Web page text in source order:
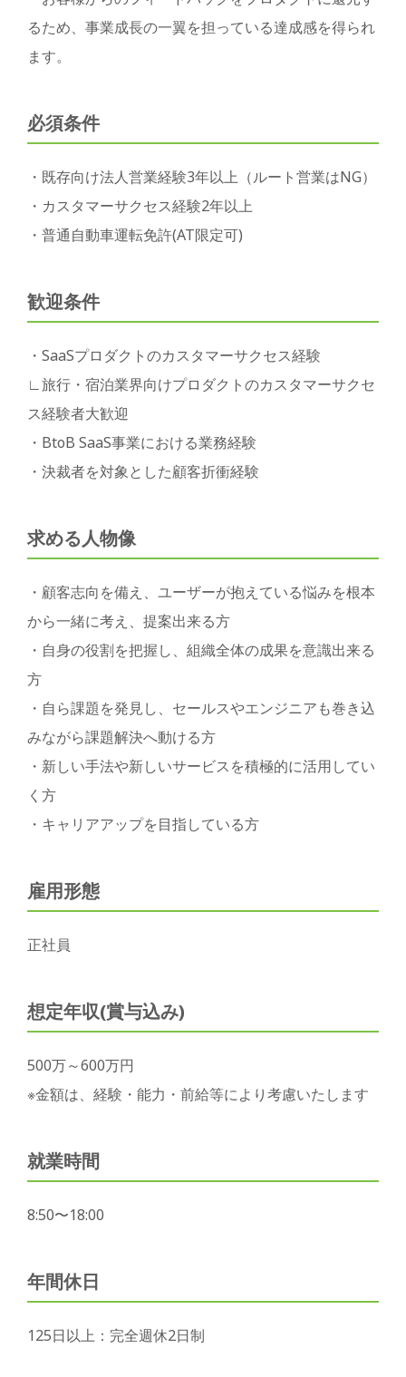
るため、事業成長の一翼を担っている達成感を得られ
ます。
必須条件
・既存向け法人営業経験3年以上（ルート営業はNG）
・カスタマーサクセス経験2年以上
・普通自動車運転免許(AT限定可)
歓迎条件
・SaaSプロダクトのカスタマーサクセス経験
∟旅行・宿泊業界向けプロダクトのカスタマーサクセ
ス経験者大歓迎
・BtoB SaaS事業における業務経験
・決裁者を対象とした顧客折衝経験
求める人物像
・顧客志向を備え、ユーザーが抱えている悩みを根本
から一緒に考え、提案出来る方
・自身の役割を把握し、組織全体の成果を意識出来る
方
・自ら課題を発見し、セールスやエンジニアも巻き込
みながら課題解決へ動ける方
・新しい手法や新しいサービスを積極的に活用してい
く方
・キャリアアップを目指している方
雇用形態
正社員
想定年収(賞与込み)
500万～600万円
※金額は、経験・能力・前給等により考慮いたします
就業時間
8:50〜18:00
年間休日
125日以上：完全週休2日制